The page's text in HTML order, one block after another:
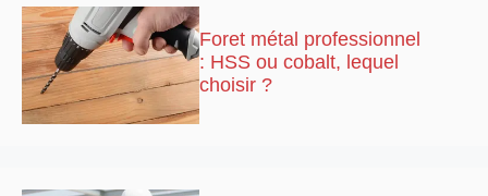
Foret métal professionnel
: HSS ou cobalt, lequel
choisir ?